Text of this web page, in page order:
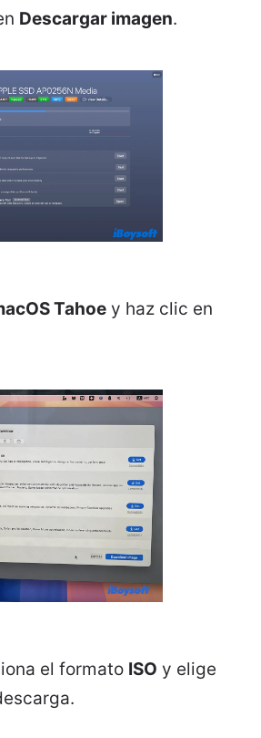
Descargar imagen.
Tahoe y haz clic en
el formato ISO y elige